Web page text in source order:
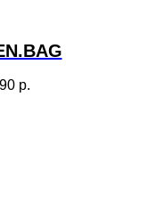
р.